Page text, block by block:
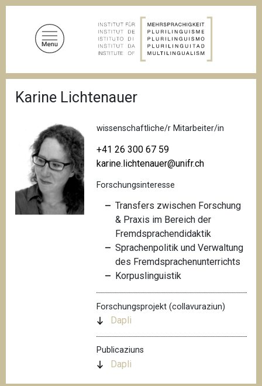
D
f
a
v
g
a
t
i
Karine Lichtenauer
wissenschaftliche/r Mitarbeiter/in
+41 26 300 67 59
karine.lichtenauer@unifr.ch
Forschungsinteresse
Transfers zwischen Forschung
& Praxis im Bereich der
Fremdsprachendidaktik
Sprachenpolitik und Verwaltung
des Fremdsprachenunterrichts
Korpuslinguistik
Forschungsprojekt (collavuraziun)
Dapli
Publicaziuns
Dapli